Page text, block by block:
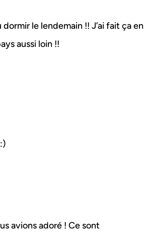
le lendemain !! J’ai fait ça en
aussi loin !!
avions adoré ! Ce sont